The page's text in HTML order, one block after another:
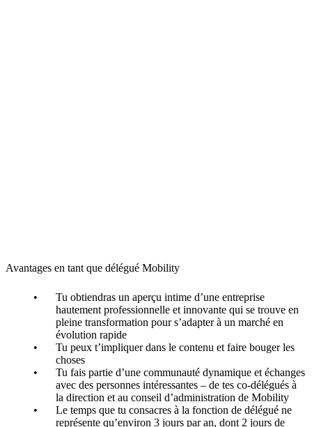
Avantages en tant que délégué Mobility
Tu obtiendras un aperçu intime d’une entreprise
hautement professionnelle et innovante qui se trouve en
pleine transformation pour s’adapter à un marché en
évolution rapide
Tu peux t’impliquer dans le contenu et faire bouger les
choses
Tu fais partie d’une communauté dynamique et échanges
avec des personnes intéressantes – de tes co-délégués à
la direction et au conseil d’administration de Mobility
Le temps que tu consacres à la fonction de délégué ne
représente qu’environ 3 jours par an, dont 2 jours de